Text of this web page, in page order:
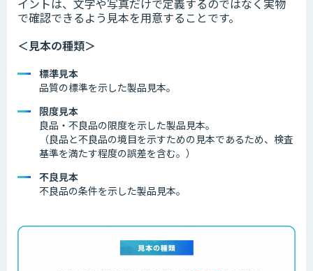
で確認できるよう見本を用意することです。
＜見本の種類＞
標準見本
品質の標準を示した製品見本。
限度見本
良品・不良品の限度を示した製品見本。
（良品と不良品の境目を示すための見本であるため、検査
基準を満たす程度の誤差を含む。）
不良見本
不良品の条件を示した製品見本。